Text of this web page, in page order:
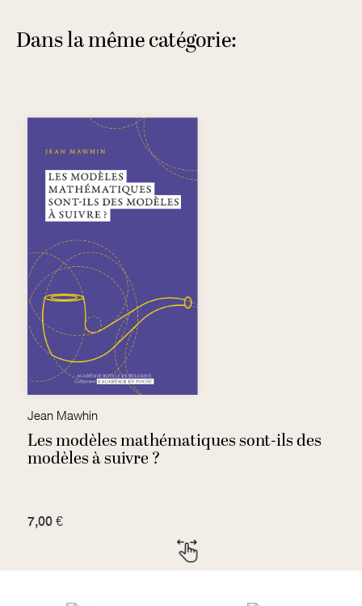
Dans la même catégorie:
Jean Mawhin
Les modèles mathématiques sont-ils des
modèles à suivre ?
7,00 €